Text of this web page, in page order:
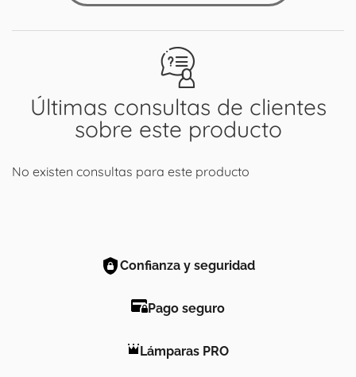
Últimas consultas de clientes
sobre este producto
No existen consultas para este producto
Confianza y seguridad
Pago seguro
Lámparas PRO